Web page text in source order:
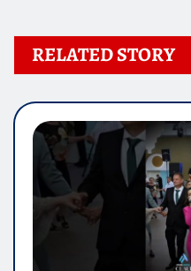
RELATED STORY